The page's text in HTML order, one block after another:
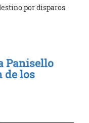
por disparos
Panisello
de los